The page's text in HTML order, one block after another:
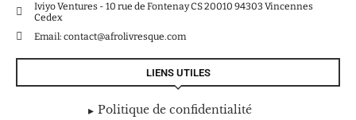
Iviyo Ventures - 10 rue de Fontenay CS 20010 94303 Vincennes
Cedex
Email: contact@afrolivresque.com
LIENS UTILES
Politique de confidentialité